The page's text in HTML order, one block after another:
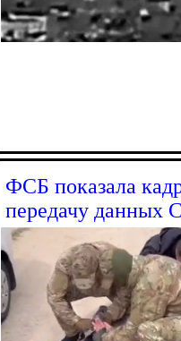
ФСБ показала
передачу данных